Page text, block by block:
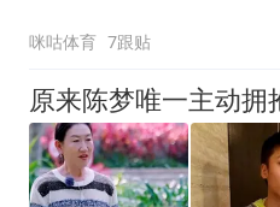
赛开门红
咪咕体育 7跟贴